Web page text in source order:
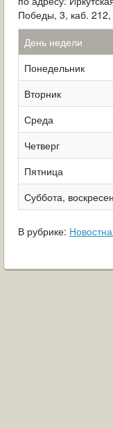
Победы, 3, каб. 212,
День недели
Понедельник
Вторник
Среда
Четверг
Пятница
Суббота,
В рубрике: